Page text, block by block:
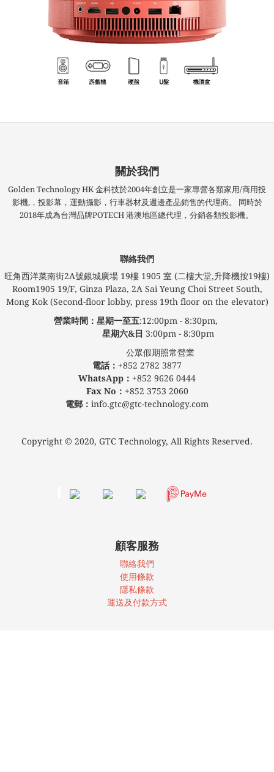
關於我們
Golden Technology HK 金科技於2004年創立是一家專營各類家用/商用投
影機,，投影幕，運動攝影，行車器材及週邊產品銷售的代理商。 同時於
2018年成為台灣品牌POTECH 港澳地區總代理，分銷各類投影機。
聯絡我們
旺角西洋菜南街2A號銀城廣場​ 19樓 1905 室 (二樓大堂,升降機按19樓)
Room1905 19/F, Ginza Plaza, 2A Sai Yeung Choi Street South,
Mong Kok (Second-floor lobby, press 19th floor on the elevator)
營業時間：星期一至五:12:00pm - 8:30pm,
星期六&日 3:00pm - 8:30pm
公眾假期照常營業
電話： +852 2782 3877
WhatsApp： +852 9626 0444
Fax No： +852 3753 2060
電郵： info.gtc@gtc-technology.com
Copyright © 2020, GTC Technology, All Rights Reserved.
顧客服務
聯絡我們
使用條款
隱私條款
運送及付款方式